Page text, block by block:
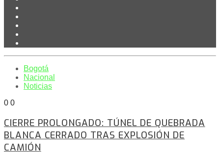
Bogotá
Nacional
Noticias
0 0
CIERRE PROLONGADO: TÚNEL DE QUEBRADA
BLANCA CERRADO TRAS EXPLOSIÓN DE
CAMIÓN